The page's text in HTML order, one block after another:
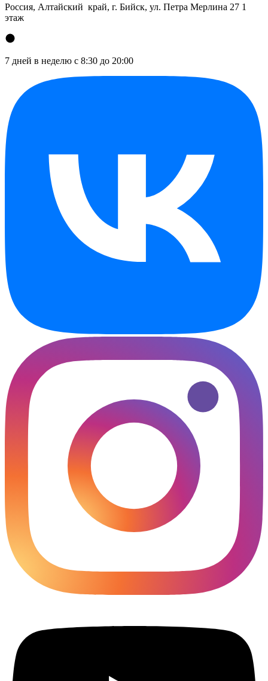
Россия, Алтайский край, г. Бийск, ул. Петра Мерлина 27 1
этаж
7 дней в неделю с 8:30 до 20:00